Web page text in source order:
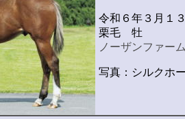
令和６年３月１
栗毛 牡
ノーザンファー
写真：シルクホ